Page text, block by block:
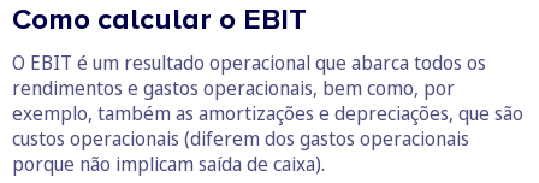
Como calcular o EBIT
O EBIT é um resultado operacional que abarca todos os
rendimentos e gastos operacionais, bem como, por
exemplo, também as amortizações e depreciações, que são
custos operacionais (diferem dos gastos operacionais
porque não implicam saída de caixa).